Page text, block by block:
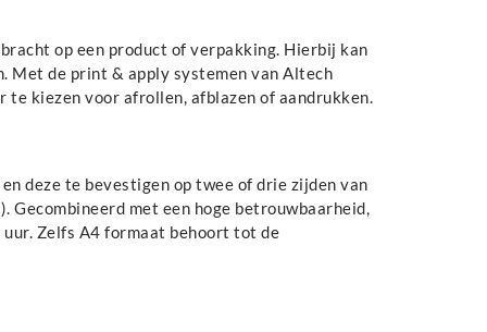
op een product of verpakking. Hierbij kan
Met de print & apply systemen van Altech
kiezen voor afrollen, afblazen of aandrukken.
deze te bevestigen op twee of drie zijden van
Gecombineerd met een hoge betrouwbaarheid,
Zelfs A4 formaat behoort tot de